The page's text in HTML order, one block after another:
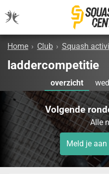
Home › Club › Squash
laddercompetitie
overzicht
Volgende
Alle
Meld je aan